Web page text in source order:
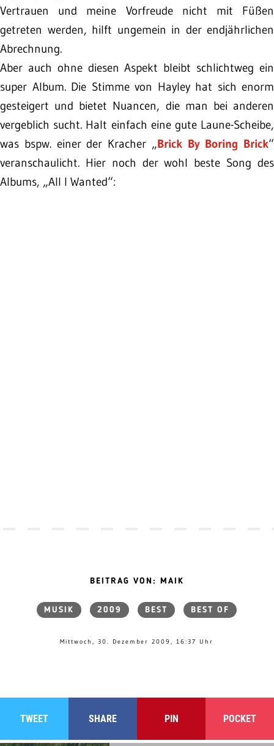
Vertrauen und meine Vorfreude nicht mit Füßen
getreten werden, hilft ungemein in der endjährlichen
Abrechnung.
Aber auch ohne diesen Aspekt bleibt schlichtweg ein
super Album. Die Stimme von Hayley hat sich enorm
gesteigert und bietet Nuancen, die man bei anderen
vergeblich sucht. Halt einfach eine gute Laune-Scheibe,
was bspw. einer der Kracher „Brick By Boring Brick“
veranschaulicht. Hier noch der wohl beste Song des
Albums, „All I Wanted“:
BEITRAG VON: MAIK
MUSIK 2009 BEST BEST OF
Mittwoch, 30. Dezember 2009, 16:37 Uhr
TWEET SHARE PIN POCKET